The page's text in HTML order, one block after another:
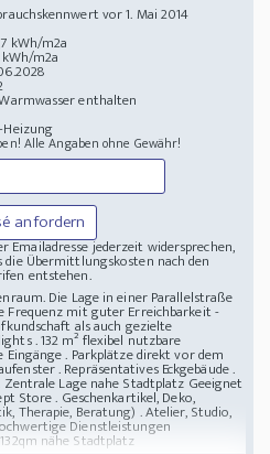
vor 1. Mai 2014
kWh/m2a
kWh/m2a
enthalten
Heizung
Alle Angaben ohne Gewähr!
anfordern
Emailadresse jederzeit widersprechen,
Übermittlungskosten nach den
entstehen.
Die Lage in einer Parallelstraße
mit guter Erreichbarkeit -
als auch gezielte
. 132 m² flexibel nutzbare
. Parkplätze direkt vor dem
. Repräsentatives Eckgebäude .
Lage nahe Stadtplatz Geeignet
Store . Geschenkartikel, Deko,
Therapie, Beratung) . Atelier, Studio,
Dienstleistungen
nähe Stadtplatz